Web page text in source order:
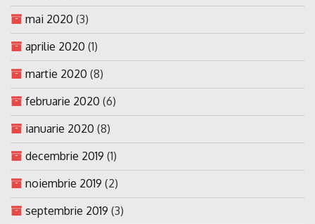
mai 2020 (3)
aprilie 2020 (1)
martie 2020 (8)
februarie 2020 (6)
ianuarie 2020 (8)
decembrie 2019 (1)
noiembrie 2019 (2)
septembrie 2019 (3)